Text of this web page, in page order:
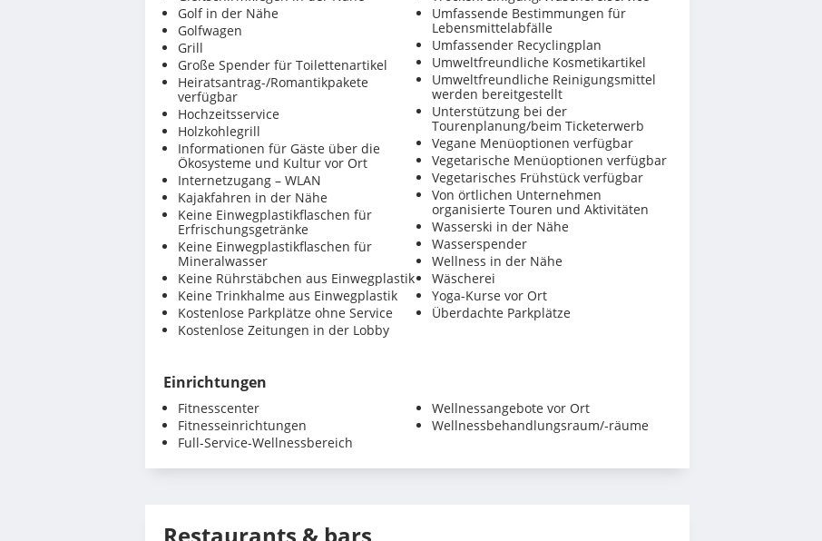
Golf in der Nähe
Golfwagen
Grill
Große Spender für Toilettenartikel
Heiratsantrag-/Romantikpakete
verfügbar
Hochzeitsservice
Holzkohlegrill
Informationen für Gäste über die
Ökosysteme und Kultur vor Ort
Internetzugang – WLAN
Kajakfahren in der Nähe
Keine Einwegplastikflaschen für
Erfrischungsgetränke
Keine Einwegplastikflaschen für
Mineralwasser
Keine Rührstäbchen aus Einwegplastik
Keine Trinkhalme aus Einwegplastik
Kostenlose Parkplätze ohne Service
Kostenlose Zeitungen in der Lobby
Umfassende Bestimmungen für
Lebensmittelabfälle
Umfassender Recyclingplan
Umweltfreundliche Kosmetikartikel
Umweltfreundliche Reinigungsmittel
werden bereitgestellt
Unterstützung bei der
Tourenplanung/beim Ticketerwerb
Vegane Menüoptionen verfügbar
Vegetarische Menüoptionen verfügbar
Vegetarisches Frühstück verfügbar
Von örtlichen Unternehmen
organisierte Touren und Aktivitäten
Wasserski in der Nähe
Wasserspender
Wellness in der Nähe
Wäscherei
Yoga-Kurse vor Ort
Überdachte Parkplätze
Einrichtungen
Fitnesscenter
Fitnesseinrichtungen
Full-Service-Wellnessbereich
Wellnessangebote vor Ort
Wellnessbehandlungsraum/-räume